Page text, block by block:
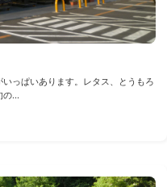
っぱいあります。レタス、とうもろ
の...